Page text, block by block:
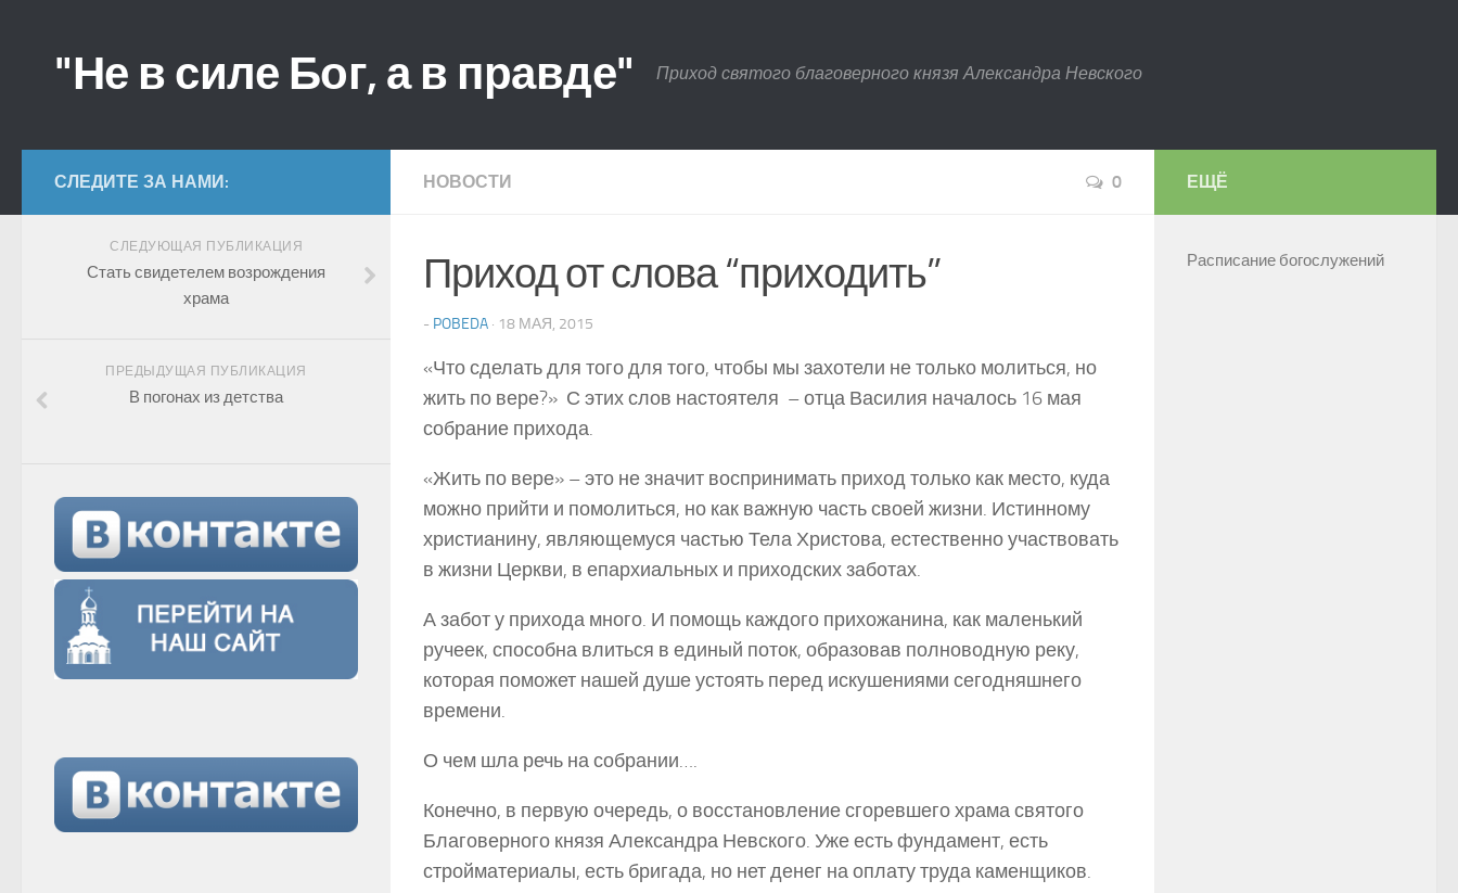
"Не в силе Бог, а в правде" Приход святого благоверного князя Александра Невского
НОВОСТИ 0
Приход от слова “приходить”
- POBEDA · 18 МАЯ, 2015
«Что сделать для того для того, чтобы мы захотели не только молиться, но
жить по вере?» С этих слов настоятеля – отца Василия началось 16 мая
собрание прихода.
«Жить по вере» – это не значит воспринимать приход только как место, куда
можно прийти и помолиться, но как важную часть своей жизни. Истинному
христианину, являющемуся частью Тела Христова, естественно участвовать
в жизни Церкви, в епархиальных и приходских заботах.
А забот у прихода много. И помощь каждого прихожанина, как маленький
ручеек, способна влиться в единый поток, образовав полноводную реку,
которая поможет нашей душе устоять перед искушениями сегодняшнего
времени.
О чем шла речь на собрании….
Конечно, в первую очередь, о восстановление сгоревшего храма святого
Благоверного князя Александра Невского. Уже есть фундамент, есть
стройматериалы, есть бригада, но нет денег на оплату труда каменщиков.
СЛЕДИТЕ ЗА НАМИ:
СЛЕДУЮЩАЯ ПУБЛИКАЦИЯ
Стать свидетелем возрождения
храма
ПРЕДЫДУЩАЯ ПУБЛИКАЦИЯ
В погонах из детства
ЕЩЁ
Расписание богослужений